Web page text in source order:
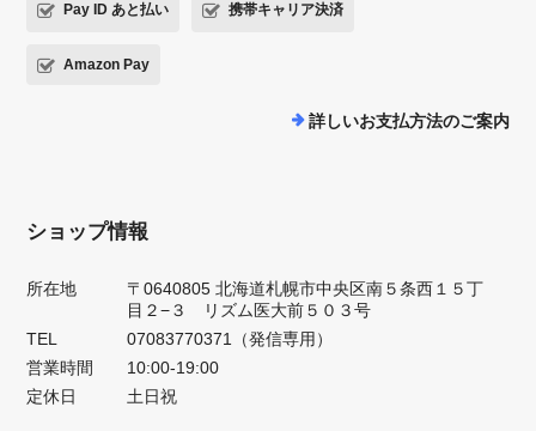
Pay ID あと払い 携帯キャリア決済
Amazon Pay
詳しいお支払方法のご案内
ショップ情報
所在地
〒0640805 北海道札幌市中央区南５条西１５丁
目２−３ リズム医大前５０３号
TEL
07083770371（発信専用）
営業時間
10:00-19:00
定休日
土日祝